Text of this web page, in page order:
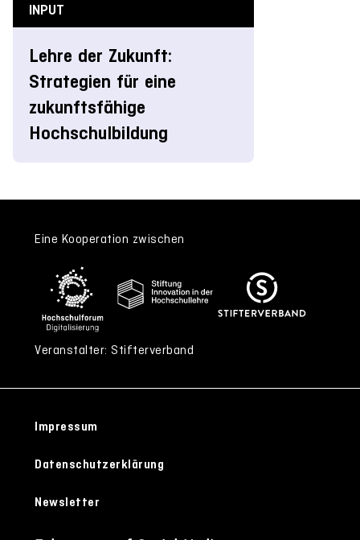
INPUT
Lehre der Zukunft:
Strategien für eine
zukunftsfähige
Hochschulbildung
Eine Kooperation zwischen
Veranstalter: Stifterverband
Impressum
Datenschutzerklärung
Newsletter